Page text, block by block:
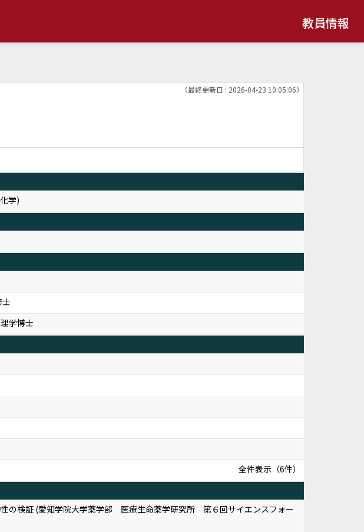
教員情報
（最終更新日 : 2026-04-23 10:05:06）
学)
学博士
全件表示（6件）
の検証 (愛知学院大学薬学部 医療生命薬学研究所 第６回サイエンスフォー